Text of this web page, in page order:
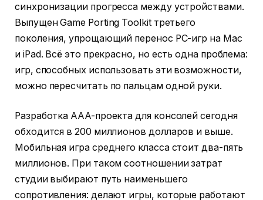
синхронизации прогресса между устройствами.
Выпущен Game Porting Toolkit третьего
поколения, упрощающий перенос PC-игр на Mac
и iPad. Всё это прекрасно, но есть одна проблема:
игр, способных использовать эти возможности,
можно пересчитать по пальцам одной руки.
Разработка AAA-проекта для консолей сегодня
обходится в 200 миллионов долларов и выше.
Мобильная игра среднего класса стоит два-пять
миллионов. При таком соотношении затрат
студии выбирают путь наименьшего
сопротивления: делают игры, которые работают